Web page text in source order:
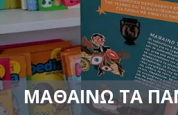
ΜΑΘΑΊΝΩ ΤΑ